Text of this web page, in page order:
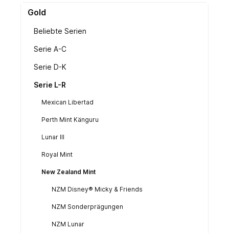
Gold
Beliebte Serien
Serie A-C
Serie D-K
Serie L-R
Mexican Libertad
Perth Mint Känguru
Lunar III
Royal Mint
New Zealand Mint
NZM Disney® Micky & Friends
NZM Sonderprägungen
NZM Lunar